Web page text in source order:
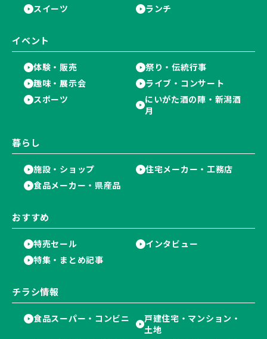
スイーツ
ランチ
イベント
体験・販売
祭り・伝統行事
趣味・展示会
ライブ・コンサート
スポーツ
にいがた酒の陣・新潟酒
月
暮らし
施設・ショップ
住宅メーカー・工務店
食品メーカー・県産品
おすすめ
特売セール
インタビュー
特集・まとめ記事
チラシ情報
食品スーパー・コンビニ
戸建住宅・マンション・
土地